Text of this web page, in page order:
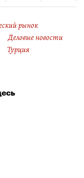
рынок
Деловые новости
Турция